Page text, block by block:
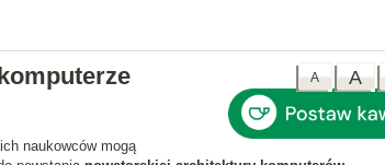
A
A
naukowców mogą